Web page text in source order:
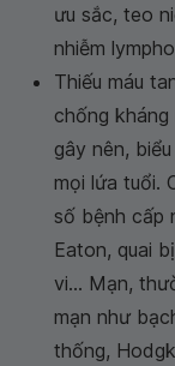
ưu sắc, teo
nhiễm
Thiếu máu
chống
gây nên,
mọi lứa tuổi.
số bệnh cấp
Eaton, quai
vi... Mạn,
mạn như
thống,